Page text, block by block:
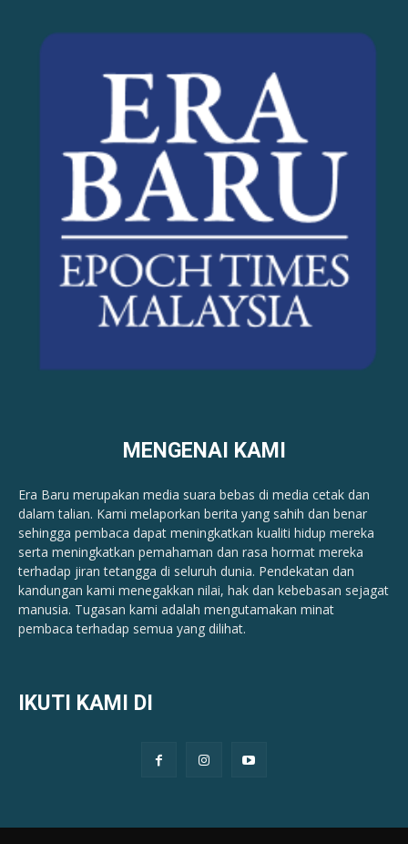
MENGENAI KAMI
Era Baru merupakan media suara bebas di media cetak dan
dalam talian. Kami melaporkan berita yang sahih dan benar ​​
sehingga pembaca dapat meningkatkan kualiti hidup mereka
serta meningkatkan pemahaman dan rasa hormat mereka
terhadap jiran tetangga di seluruh dunia. Pendekatan dan
kandungan kami menegakkan nilai, hak dan kebebasan sejagat
manusia. Tugasan kami adalah mengutamakan minat
pembaca terhadap semua yang dilihat.
IKUTI KAMI DI